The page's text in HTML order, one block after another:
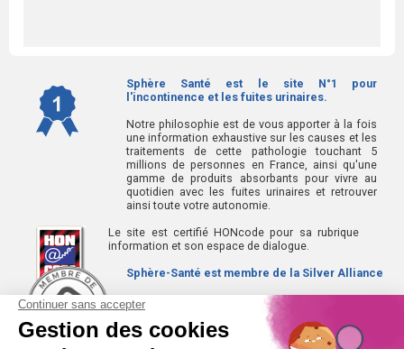
Sphère Santé est le site N°1 pour
l'incontinence et les fuites urinaires.
Notre philosophie est de vous apporter à la fois
une information exhaustive sur les causes et les
traitements de cette pathologie touchant 5
millions de personnes en France, ainsi qu'une
gamme de produits absorbants pour vivre au
quotidien avec les fuites urinaires et retrouver
ainsi toute votre autonomie.
Le site est certifié HONcode pour sa rubrique
information et son espace de dialogue.
Sphère-Santé est membre de la Silver Alliance
La Silver Alliance est un collectif d'entreprises au
service des seniors, spécialisé dans le bien vieillir à
domicile.